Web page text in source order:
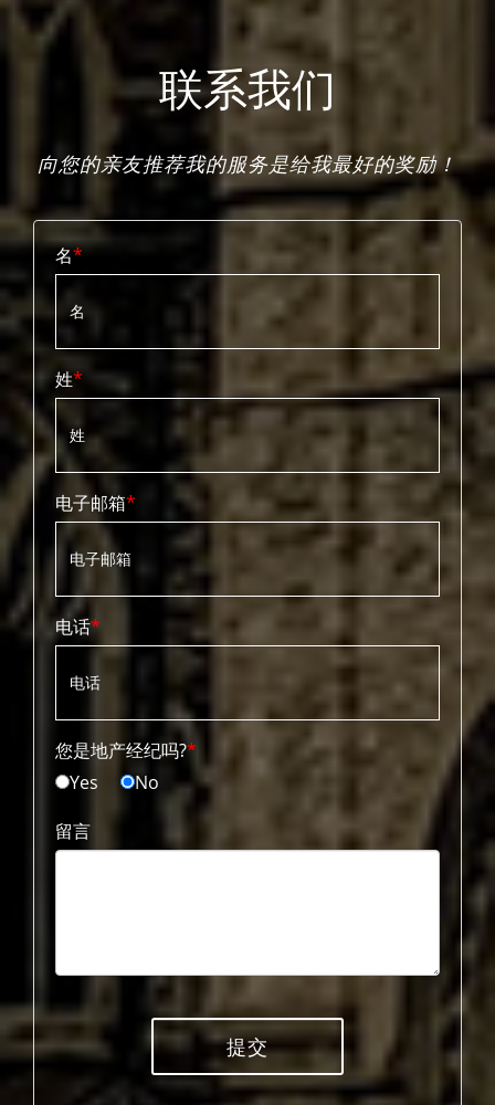
联系我们
向您的亲友推荐我的服务是给我最好的奖励！
名
姓
电子邮箱
电话
您是地产经纪吗?
Yes
No
留言